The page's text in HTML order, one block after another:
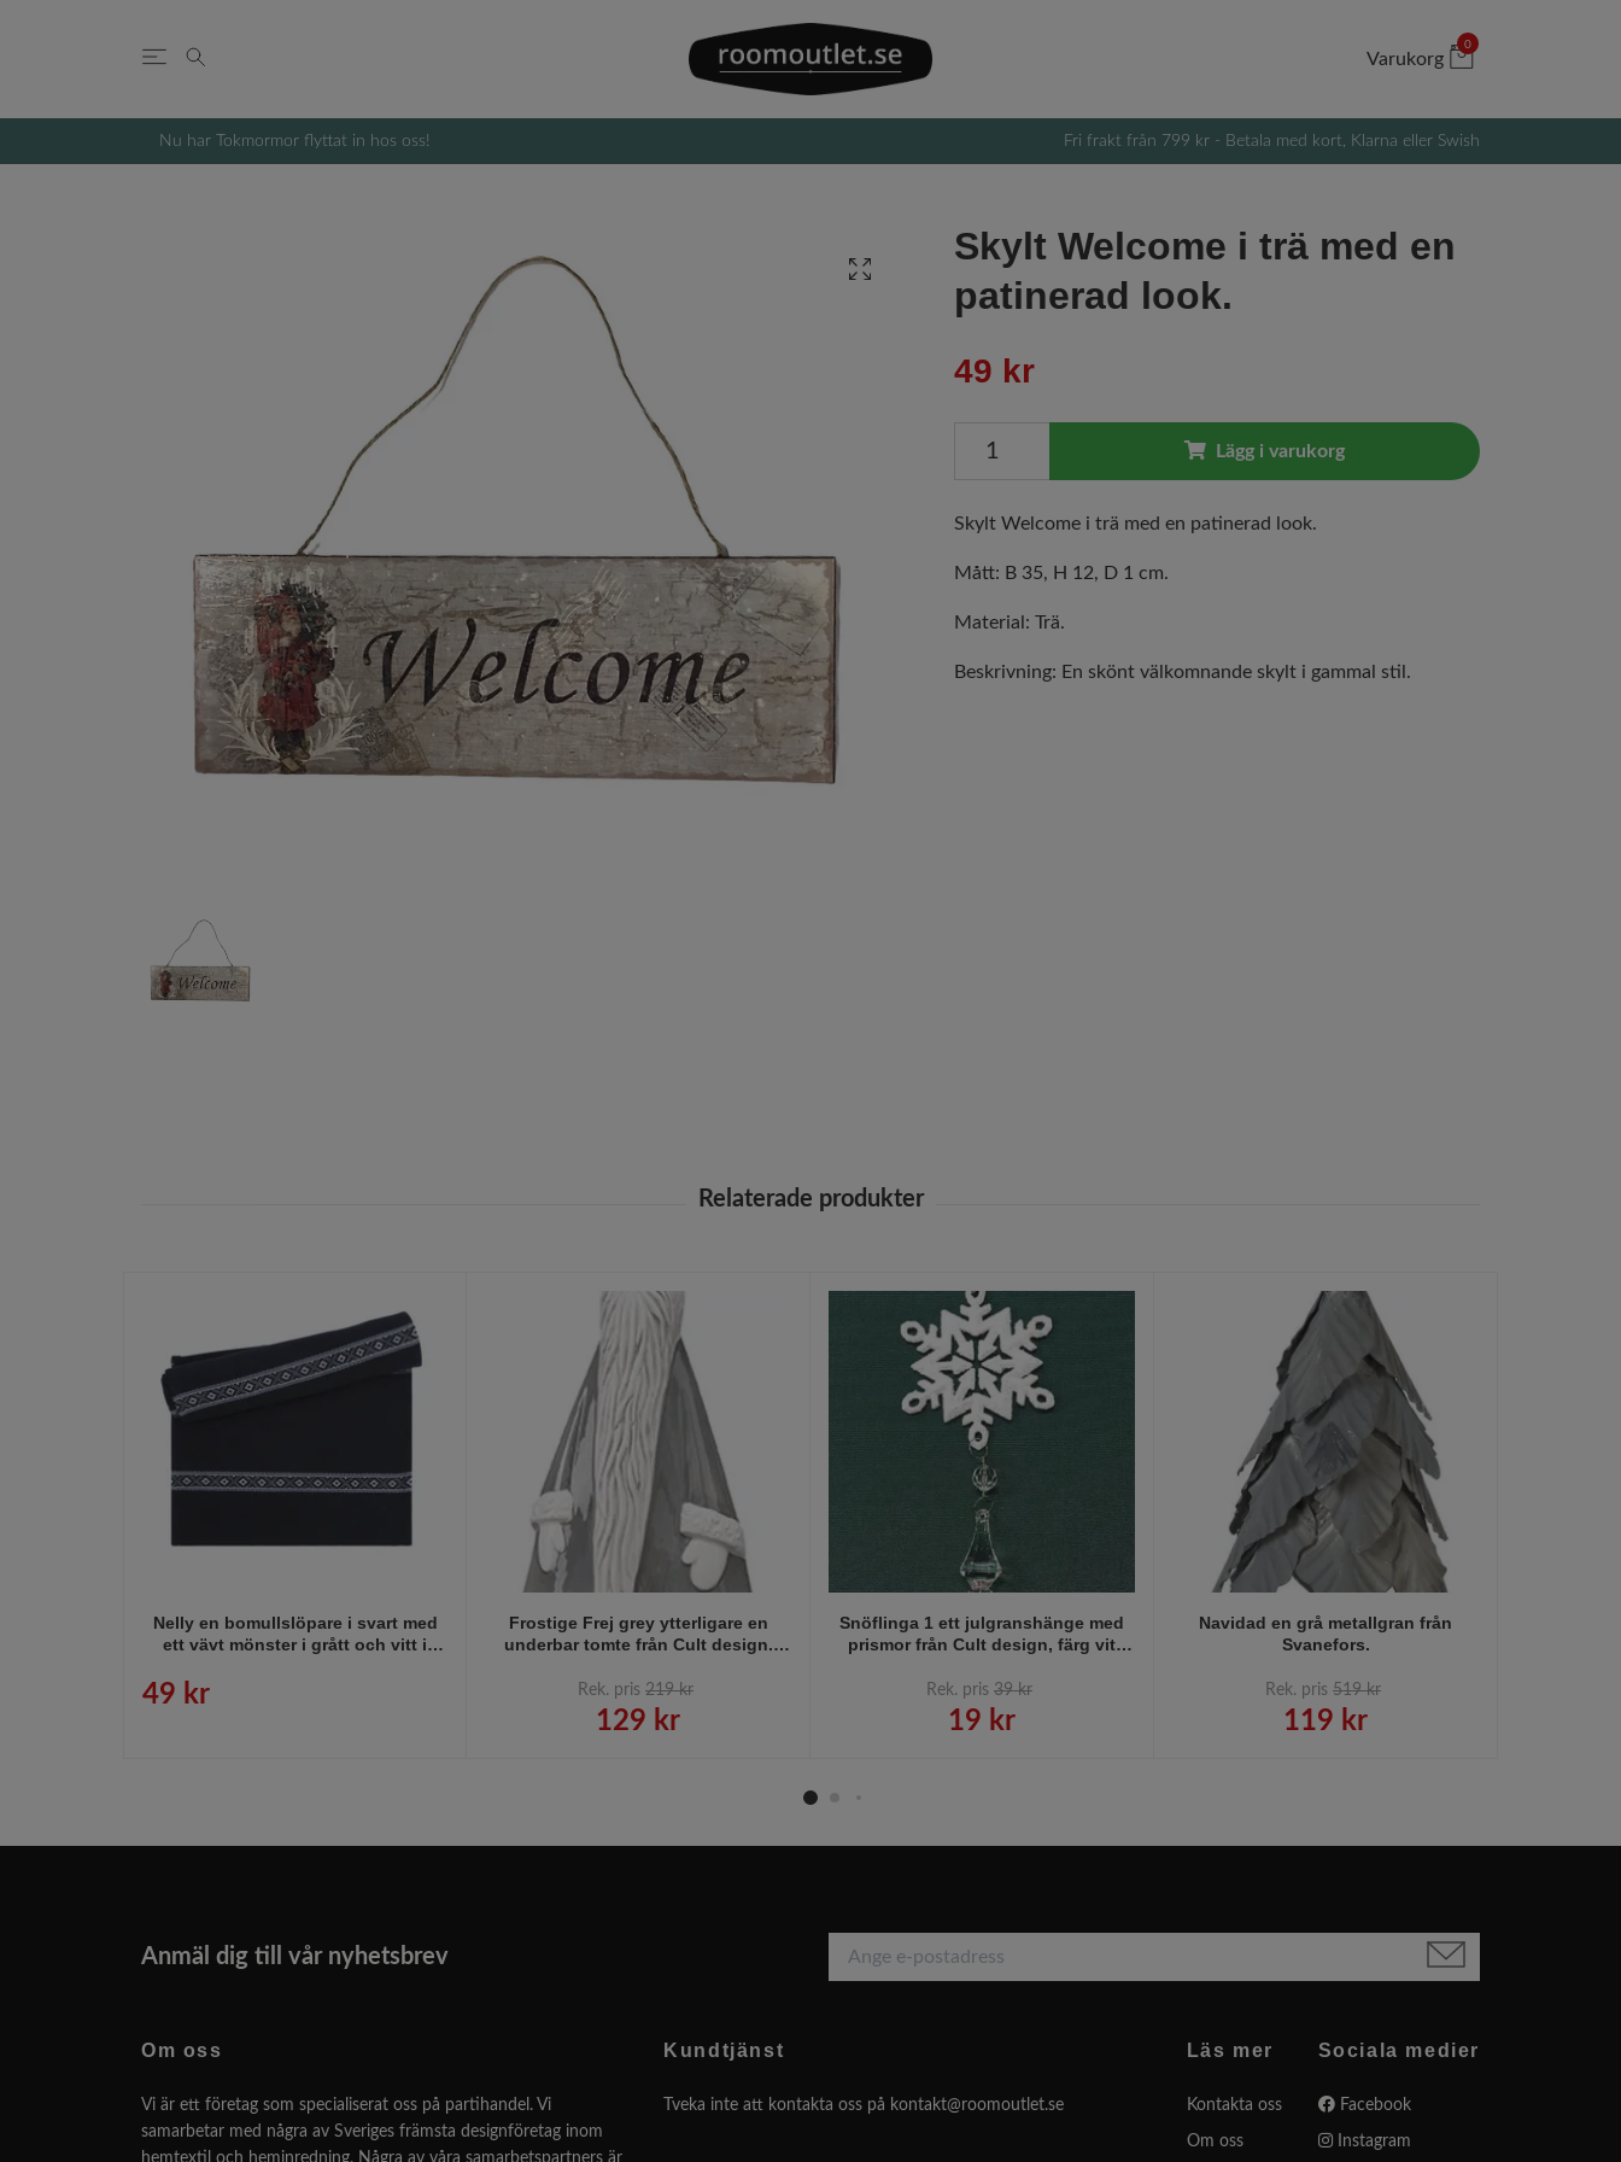
Varukorg
0
Nu har Tokmormor flyttat in hos oss! Fri frakt från 799 kr - Betala med kort, Klarna eller Swish
Skylt Welcome i trä med en
patinerad look.
49 kr
Lägg i varukorg
Skylt Welcome i trä med en patinerad look.
Mått: B 35, H 12, D 1 cm.
Material: Trä.
Beskrivning: En skönt välkomnande skylt i gammal stil.
Nelly en bomullslöpare i svart med
ett vävt mönster i grått och vitt i
49 kr
Frostige Frej grey ytterligare en
underbar tomte från Cult design.
Rek. pris 219 kr
129 kr
Snöflinga 1 ett julgranshänge med
prismor från Cult design, färg vit
Rek. pris 39 kr
19 kr
Navidad en grå metallgran från
Svanefors.
Rek. pris 519 kr
119 kr
Anmäl dig till vår nyhetsbrev
Om oss
Vi är ett företag som specialiserat oss på partihandel. Vi
samarbetar med några av Sveriges främsta designföretag inom
hemtextil och heminredning. Några av våra samarbetspartners är
Kundtjänst
Tveka inte att kontakta oss på kontakt@roomoutlet.se
Läs mer
Kontakta oss
Om oss
Sociala medier
Facebook
Instagram